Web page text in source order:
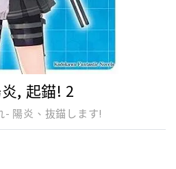
, 起錨! 2
- 陽炎、抜錨します!